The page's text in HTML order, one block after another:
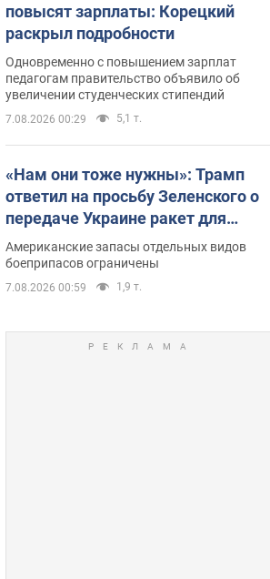
повысят зарплаты: Корецкий
раскрыл подробности
Одновременно с повышением зарплат
педагогам правительство объявило об
увеличении студенческих стипендий
7.08.2026 00:29 5,1 т.
«Нам они тоже нужны»: Трамп
ответил на просьбу Зеленского о
передаче Украине ракет для
Patriot
Американские запасы отдельных видов
боеприпасов ограничены
7.08.2026 00:59 1,9 т.